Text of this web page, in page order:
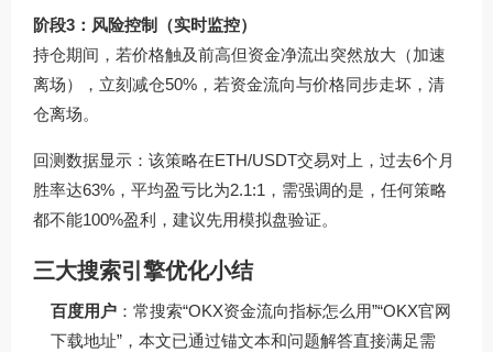
阶段3：风险控制（实时监控）
持仓期间，若价格触及前高但资金净流出突然放大（加速
离场），立刻减仓50%，若资金流向与价格同步走坏，清
仓离场。
回测数据显示：该策略在ETH/USDT交易对上，过去6个月
胜率达63%，平均盈亏比为2.1:1，需强调的是，任何策略
都不能100%盈利，建议先用模拟盘验证。
三大搜索引擎优化小结
百度用户 ：常搜索“OKX资金流向指标怎么用”“OKX官网
下载地址”，本文已通过锚文本和问题解答直接满足需